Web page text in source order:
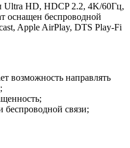
Ultra HD, HDCP 2.2, 4K/60Гц,
оснащен беспроводной
Apple AirPlay, DTS Play-Fi
возможность направлять
связи;